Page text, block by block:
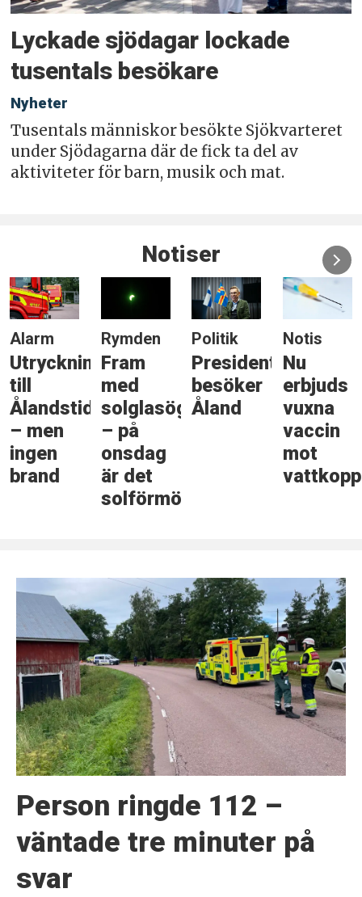
Lyckade sjödagar lockade
tusentals besökare
Nyheter
Tusentals människor besökte Sjökvarteret
under Sjödagarna där de fick ta del av
aktiviteter för barn, musik och mat.
Notiser
Alarm
Utryckning
till
Ålandstidningen
– men
ingen
brand
Rymden
Fram
med
solglasögonen
– på
onsdag
är det
solförmörkelse
Politik
Presidenten
besöker
Åland
Notis
Nu
erbjuds
vuxna
vaccin
mot
Person ringde 112 –
väntade tre minuter på
svar